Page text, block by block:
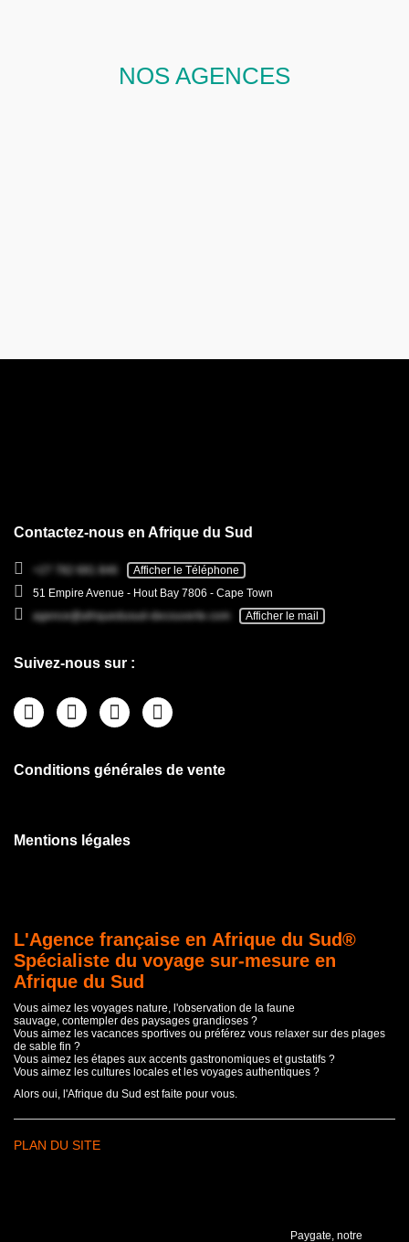
NOS AGENCES
Contactez-nous en Afrique du Sud
+27 782 681 846
Afficher le Téléphone
51 Empire Avenue - Hout Bay 7806 - Cape Town
agence@afriquedusud-decouverte.com
Afficher le mail
Suivez-nous sur :
Conditions générales de vente
Mentions légales
L'Agence française en Afrique du Sud®
Spécialiste du voyage sur-mesure en
Afrique du Sud
Vous aimez les voyages nature, l'observation de la faune
sauvage, contempler des paysages grandioses ?
Vous aimez les vacances sportives ou préférez vous relaxer sur des plages
de sable fin ?
Vous aimez les étapes aux accents gastronomiques et gustatifs ?
Vous aimez les cultures locales et les voyages authentiques ?
Alors oui, l'Afrique du Sud est faite pour vous.
PLAN DU SITE
Paygate, notre